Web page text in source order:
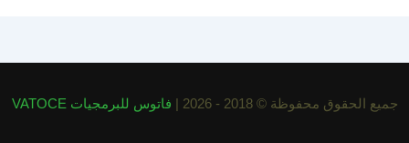
جميع الحقوق محفوظة © 2018 - 2026 | فاتوس للبرمجيات VATOCE